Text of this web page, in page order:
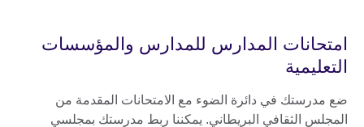
امتحانات المدارس للمدارس والمؤسسات
التعليمية
ضع مدرستك في دائرة الضوء مع الامتحانات المقدمة من
المجلس الثقافي البريطاني. يمكننا ربط مدرستك بمجلسي